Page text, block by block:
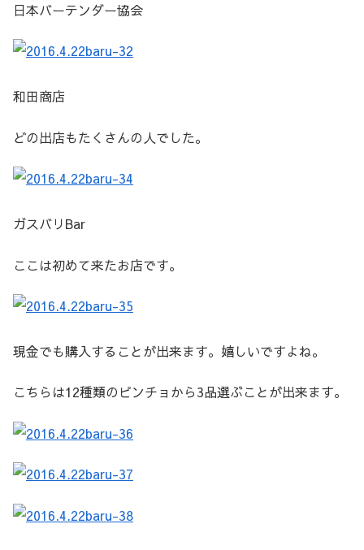
日本バーテンダー協会
和田商店
どの出店もたくさんの人でした。
ガスバリBar
ここは初めて来たお店です。
現金でも購入することが出来ます。嬉しいですよね。
こちらは12種類のピンチョから3品選ぶことが出来ます。